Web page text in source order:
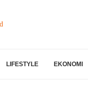
LIFESTYLE EKONOMI